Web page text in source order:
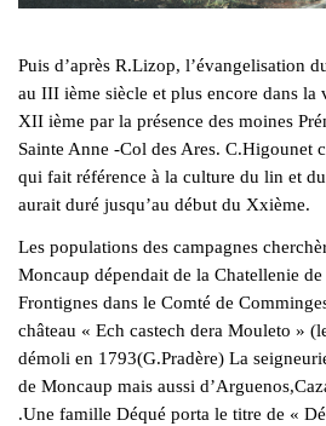
Puis d’après R.Lizop, l’évangelisation
au III ième siècle et plus encore dans
XII ième par la présence des moines
Sainte Anne -Col des Ares. C.Higounet
qui fait référence à la culture du lin et
aurait duré jusqu’au début du Xxième.
Les populations des campagnes
Moncaup dépendait de la Chatellenie
Frontignes dans le Comté de
château « Ech castech dera Mouleto »
démoli en 1793(G.Pradère) La
de Moncaup mais aussi
.Une famille Déqué porta le titre de «